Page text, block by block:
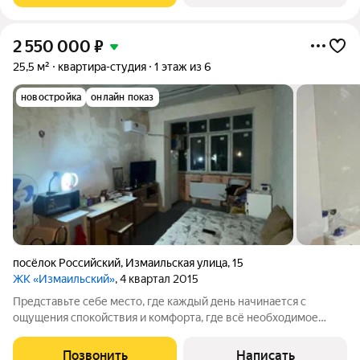
2 550 000 ₽
25,5 м² квартира-студия 1 этаж из 6
новостройка онлайн показ
посёлок Российский, Измаильская улица,15
ЖК «Измаильский», 4 квартал 2015
Представьте себе место, где каждый день начинается с
ощущения спокойствия и комфорта, где всё необходимое
настоящий оазис уюта. Мы рады представить вам уникальную
Позвонить Написать